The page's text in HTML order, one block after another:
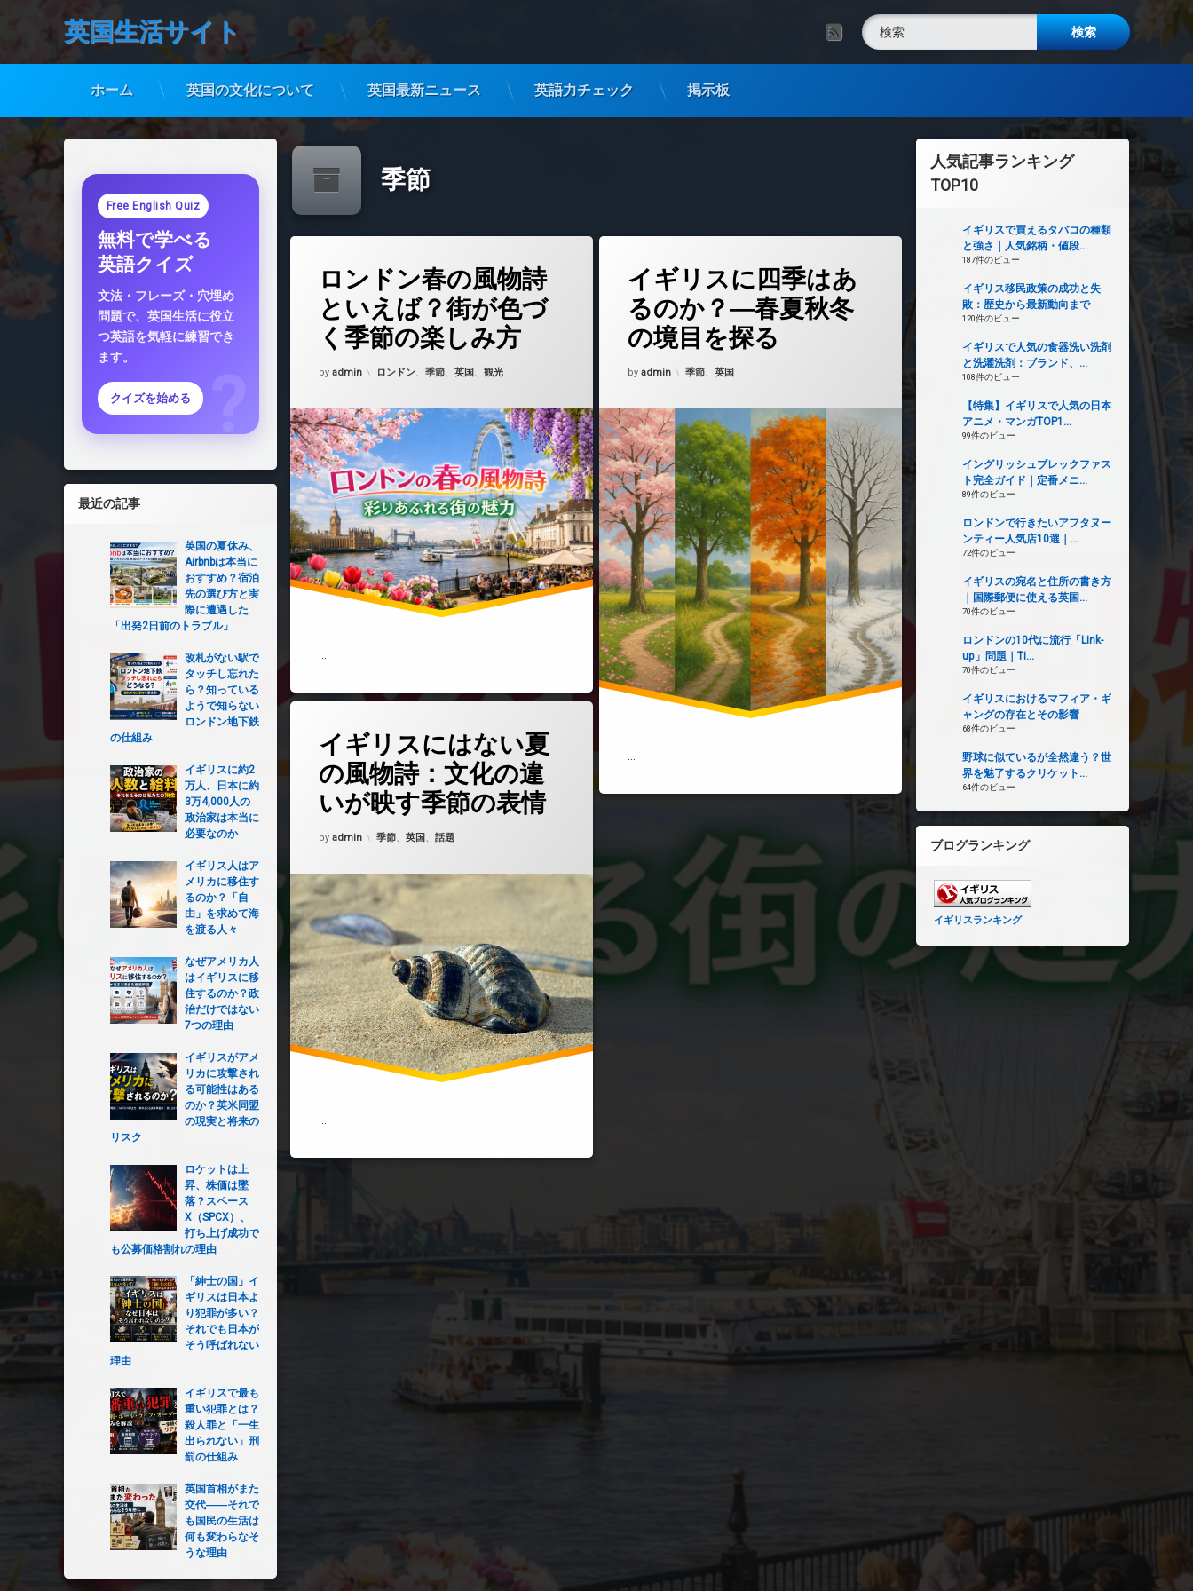
キ
英国生活サイト RSS検索:
ホーム 英国の文化について 英国最新ニュース 英語力チェック 掲示板
季節
ロンドン春の風物詩
といえば？街が色づ
く季節の楽しみ方
Updated on 2026年2月18日
byadmin カテゴリー:
ロンドン、季節、英国 、観光
…
イギリスに四季はあ
るのか？―春夏秋冬
の境目を探る
Updated on 2025年8月28日
byadmin カテゴリー:
季節、英国
(イギリスに四季はあるのか？―春夏秋冬の境目を探る)
イギリスにはない夏
の風物詩：文化の違
いが映す季節の表情
Updated on 2025年8月4日
byadmin カテゴリー:
季節、英国 、話題
…
Free English Quiz
無料で学べる
英語クイズ
文法・フレーズ・穴埋め
問題で、英国生活に役立
つ英語を気軽に練習でき
ます。
クイズを始める
最近の記事
英国の夏休み、
Airbnbは本当に
おすすめ？宿泊
先の選び方と実
際に遭遇した
「出発2日前のトラブル」
改札がない駅で
タッチし忘れた
ら？知っている
ようで知らない
ロンドン地下鉄
の仕組み
イギリスに約2
万人、日本に約
3万4,000人の
政治家は本当に
必要なのか
イギリス人はア
メリカに移住す
るのか？「自
由」を求めて海
を渡る人々
なぜアメリカ人
はイギリスに移
住するのか？政
治だけではない
7つの理由
イギリスがアメ
リカに攻撃され
る可能性はある
のか？英米同盟
の現実と将来の
リスク
ロケットは上
昇、株価は墜
落？スペース
X（SPCX）、
打ち上げ成功で
も公募価格割れの理由
「紳士の国」イ
ギリスは日本よ
り犯罪が多い？
それでも日本が
そう呼ばれない
理由
イギリスで最も
重い犯罪とは？
殺人罪と「一生
出られない」刑
罰の仕組み
英国首相がまた
交代――それで
も国民の生活は
何も変わらなそ
うな理由
人気記事ランキング
TOP10
イギリスで買えるタバコの種類
と強さ｜人気銘柄・値段...
187件のビュー
イギリス移民政策の成功と失
敗：歴史から最新動向まで
120件のビュー
イギリスで人気の食器洗い洗剤
と洗濯洗剤：ブランド、...
108件のビュー
【特集】イギリスで人気の日本
アニメ・マンガTOP1...
99件のビュー
イングリッシュブレックファス
ト完全ガイド｜定番メニ...
89件のビュー
ロンドンで行きたいアフタヌー
ンティー人気店10選｜...
72件のビュー
イギリスの宛名と住所の書き方
｜国際郵便に使える英国...
70件のビュー
ロンドンの10代に流行「Link-
up」問題｜Ti...
70件のビュー
イギリスにおけるマフィア・ギ
ャングの存在とその影響
68件のビュー
野球に似ているが全然違う？世
界を魅了するクリケット...
64件のビュー
ブログランキング
イギリスランキング